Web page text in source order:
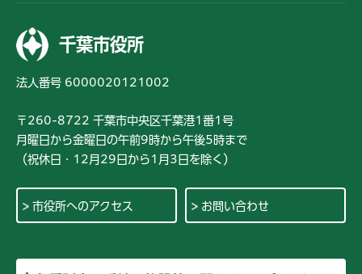
千葉市役所
法人番号 6000020121002
〒260-8722 千葉市中央区千葉港1番1号
月曜日から金曜日の午前9時から午後5時まで
（祝休日・12月29日から1月3日を除く）
市役所へのアクセス お問い合わせ